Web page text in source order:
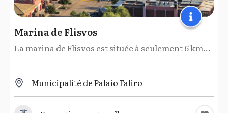
Marina de Flisvos
La marina de Flisvos est située à seulement 6 km...
Municipalité de Palaio Faliro